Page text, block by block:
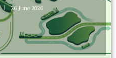
26 June 2026